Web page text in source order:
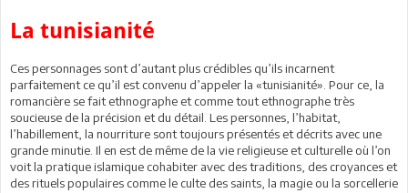
La tunisianité
Ces personnages sont d’autant plus crédibles qu’ils incarnent
parfaitement ce qu’il est convenu d’appeler la «tunisianité». Pour ce, la
romancière se fait ethnographe et comme tout ethnographe très
soucieuse de la précision et du détail. Les personnes, l’habitat,
l’habillement, la nourriture sont toujours présentés et décrits avec une
grande minutie. Il en est de même de la vie religieuse et culturelle où l’on
voit la pratique islamique cohabiter avec des traditions, des croyances et
des rituels populaires comme le culte des saints, la magie ou la sorcellerie